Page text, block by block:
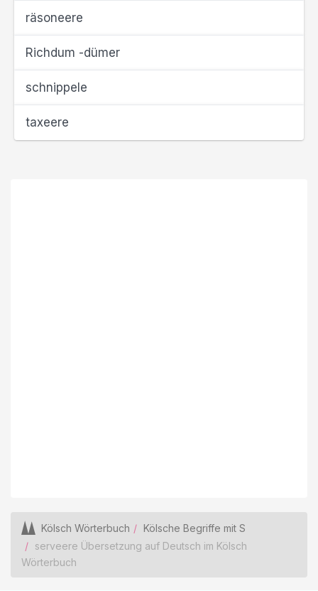
räsoneere
Richdum -dümer
schnippele
taxeere
Kölsch Wörterbuch
Kölsche Begriffe mit S
serveere Übersetzung auf Deutsch im Kölsch
Wörterbuch